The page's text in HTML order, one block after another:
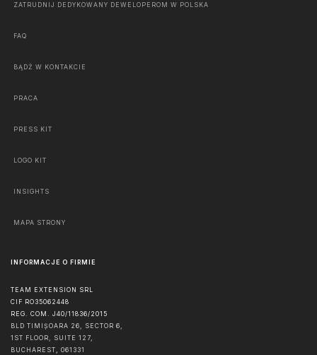
ZATRUDNIJ DEDYKOWANY DEWELOPEROM W POLSKA
FAQ
BĄDŹ W KONTAKCIE
PRACA
PRESS KIT
LOGO KIT
INSIGHTS
MAPA STRONY
INFORMACJE O FIRMIE
TEAM EXTENSION SRL
CIF RO35062448
REG. COM. J40/11836/2015
BLD TIMIȘOARA 26, SECTOR 6,
1ST FLOOR, SUITE 127,
BUCHAREST, 061331